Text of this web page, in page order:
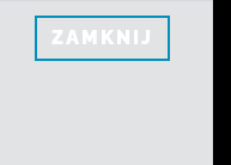
ZAMKNIJ